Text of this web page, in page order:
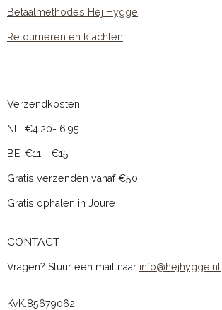
Betaalmethodes Hej Hygge
Retourneren en klachten
Verzendkosten
NL: €4.20- 6.95
BE: €11 - €15
Gratis verzenden vanaf €50
Gratis ophalen in Joure
CONTACT
Vragen? Stuur een mail naar info@hejhygge.nl
KvK:85679062